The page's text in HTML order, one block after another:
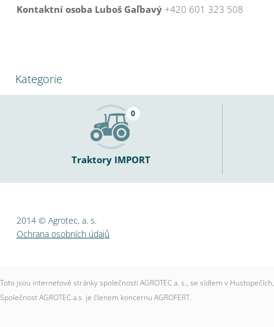
Kontaktní osoba Luboš Gaľbavý +420 601 323 508
Kategorie
Traktory IMPORT
0
2014 © Agrotec, a. s.
Ochrana osobních údajů
Toto jsou internetové stránky společnosti AGROTEC a. s., se sídlem v
Společnost AGROTEC a.s. je členem koncernu AGROFERT.